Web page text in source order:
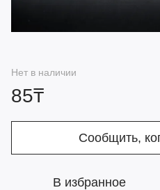
Нет в наличии
85₸
Сообщить,
В избранное